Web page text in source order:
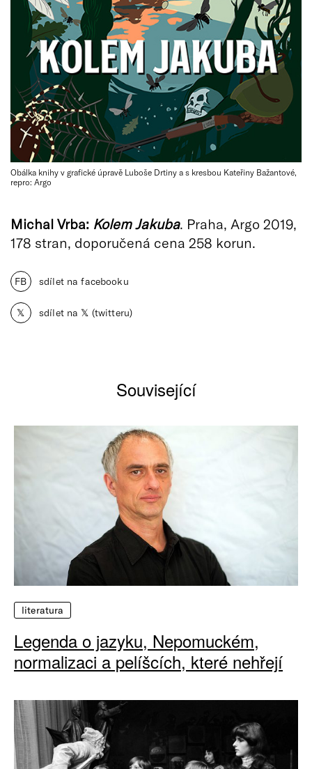
Obálka knihy v grafické úpravě Luboše Drtiny a s kresbou Kateřiny Bažantové,
repro: Argo
Michal Vrba: Kolem Jakuba. Praha, Argo 2019,
178 stran, doporučená cena 258 korun.
FB sdílet na facebooku
𝕏 sdílet na 𝕏 (twitteru)
Související
literatura
Legenda o jazyku, Nepomuckém,
normalizaci a pelíšcích, které nehřejí